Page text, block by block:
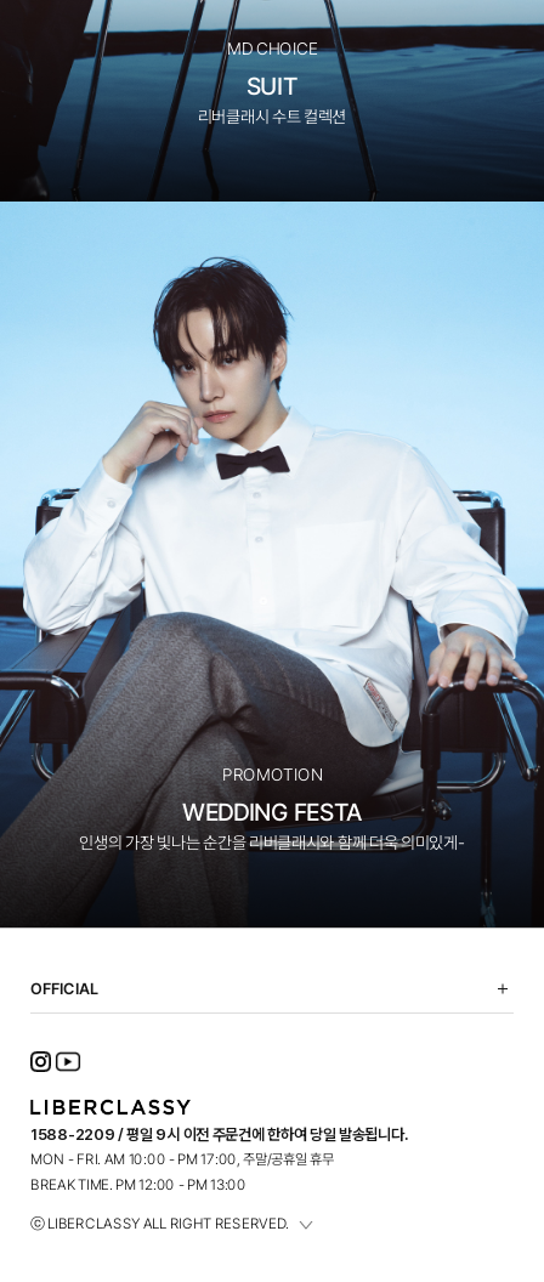
MD CHOICE
SUIT
리버클래시 수트 컬렉션
PROMOTION
WEDDING FESTA
인생의 가장 빛나는 순간을 리버클래시와 함께 더욱 의미있게-
OFFICIAL
SHOPPING GUIDE
TERMS OF USE
PRIVACY POLICY
CONTACT
1588-2209 / 평일 9시 이전 주문건에 한하여 당일 발송됩니다.
MON - FRI. AM 10:00 - PM 17:00, 주말/공휴일 휴무
BREAK TIME. PM 12:00 - PM 13:00
ⓒ LIBERCLASSY ALL RIGHT RESERVED.